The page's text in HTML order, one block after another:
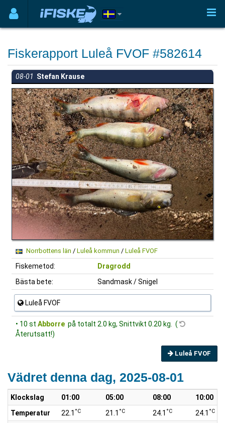
Fiskerapport Luleå FVOF #582614
08-01 Stefan Krause
Norrbottens län / Luleå kommun / Luleå FVOF
Fiskemetod:
Dragrodd
Bästa bete:
Sandmask / Snigel
Luleå FVOF
• 10 st Abborre på totalt 2.0 kg, Snittvikt 0.20 kg. (
Återutsatt!)
Luleå FVOF
Vädret denna dag, 2025-08-01
Klockslag 01:00 05:00 08:00
10:00
Temperatur
22.1 °C 21.1 °C 24.1 °C 24.1 °C